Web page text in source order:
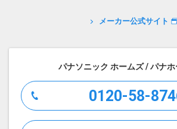
メーカー公式サイト
パナソニック ホームズ / パナ
0120-58-